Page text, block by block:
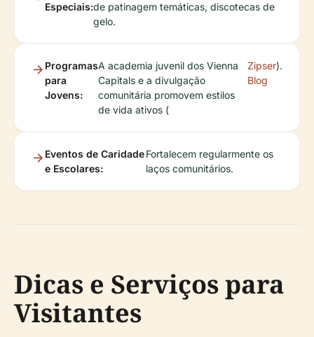
Especiais:de patinagem temáticas, discotecas de
gelo.
Programas
para
Jovens:
A academia juvenil dos Vienna
Capitals e a divulgação
comunitária promovem estilos
de vida ativos (
Zipser
Blog
).
Eventos de Caridade
e Escolares:
Fortalecem regularmente os
laços comunitários.
Dicas e Serviços para
Visitantes